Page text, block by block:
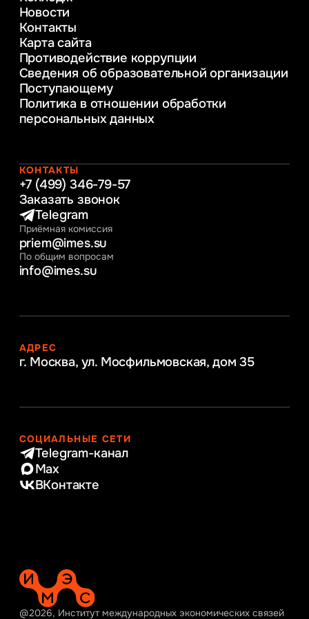
Веб-дизайн
Управление инновационным развитием
предприятия
Уголовное право
Информационные технологии в бизнесе
Информационное и программное
обеспечение бизнес процессов
Управление человеческими ресурсами
Интернет-маркетинг
Новости
Контакты
Карта сайта
Противодействие коррупции
Сведения об образовательной организации
Поступающему
Политика в отношении обработки
персональных данных
КОНТАКТЫ
+7 (499) 346-79-57
Заказать звонок
Telegram
Приёмная комиссия
priem@imes.su
По общим вопросам
info@imes.su
АДРЕС
г. Москва, ул. Мосфильмовская, дом 35
СОЦИАЛЬНЫЕ СЕТИ
Telegram-канал
Max
ВКонтакте
@2026, Институт международных экономических связей